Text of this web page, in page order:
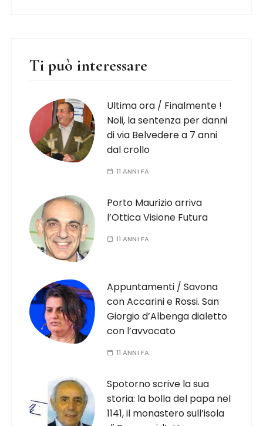
Ti può interessare
Ultima ora / Finalmente !
Noli, la sentenza per danni
di via Belvedere a 7 anni
dal crollo
11 ANNI FA
Porto Maurizio arriva
l’Ottica Visione Futura
11 ANNI FA
Appuntamenti / Savona
con Accarini e Rossi. San
Giorgio d’Albenga dialetto
con l’avvocato
11 ANNI FA
Spotorno scrive la sua
storia: la bolla del papa nel
1141, il monastero sull’isola